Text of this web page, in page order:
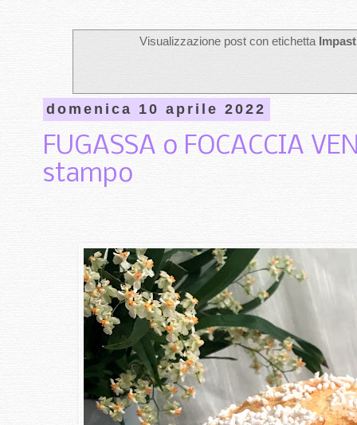
Visualizzazione post con etichetta
domenica 10 aprile 2022
FUGASSA o FOCACCIA
stampo